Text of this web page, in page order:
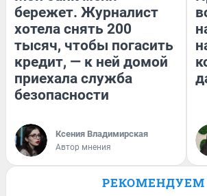
бережет. Журналист
хотела снять 200
тысяч, чтобы погасить
кредит, — к ней домой
приехала служба
безопасности
Ксения Владимирская
Автор мнения
РЕКОМЕНДУЕМ